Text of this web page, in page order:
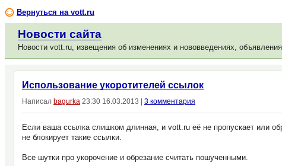
Вернуться на vott.ru
Новости сайта
Новости vott.ru, извещения об изменениях и нововведениях,
Использование укоротителей ссылок
Написал bagurka 23:30 16.03.2013 | 3 комментария
Если ваша ссылка слишком длинная, и vott.ru её не пропускает или
не блокирует такие ссылки.
Все шутки про укорочение и обрезание считать пошученными.